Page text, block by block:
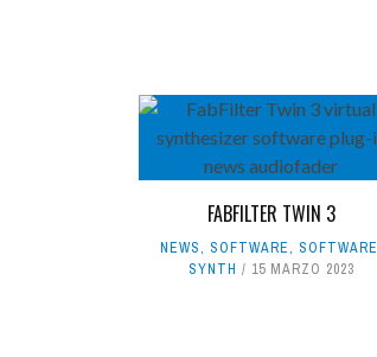
FABFILTER TWIN 3
NEWS, SOFTWARE, SOFTWARE
SYNTH
15 MARZO 2023